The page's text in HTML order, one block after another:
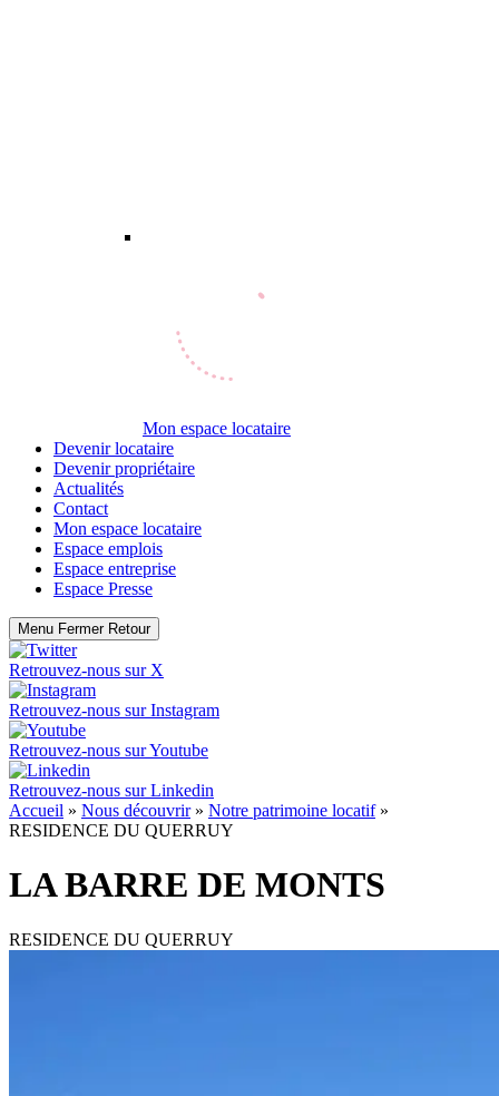
Mon espace locataire
Devenir locataire
Devenir propriétaire
Actualités
Contact
Mon espace locataire
Espace emplois
Espace entreprise
Espace Presse
Menu Fermer Retour
Retrouvez-nous sur X
Retrouvez-nous surInstagram
Retrouvez-nous surYoutube
Retrouvez-nous surLinkedin
Accueil » Nous découvrir» Notre patrimoine locatif»
RESIDENCE DU QUERRUY
LA BARRE DE MONTS
RESIDENCE DU QUERRUY